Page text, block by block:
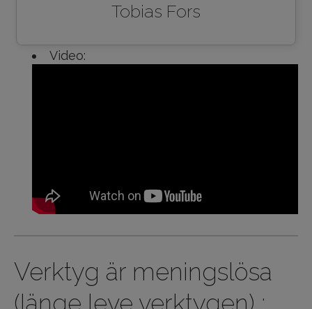
Tobias Fors
Video:
Verktyg är meningslösa
(länge leve verktygen) :